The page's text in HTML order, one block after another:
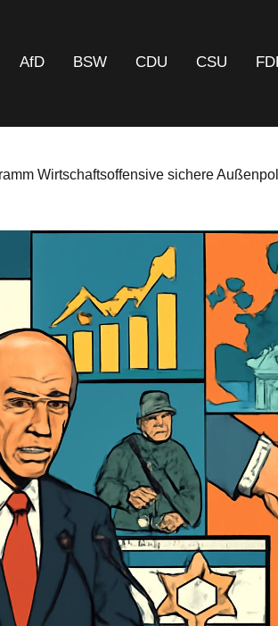
AfD BSW CDU CSU
Wirtschaftsoffensive sichere